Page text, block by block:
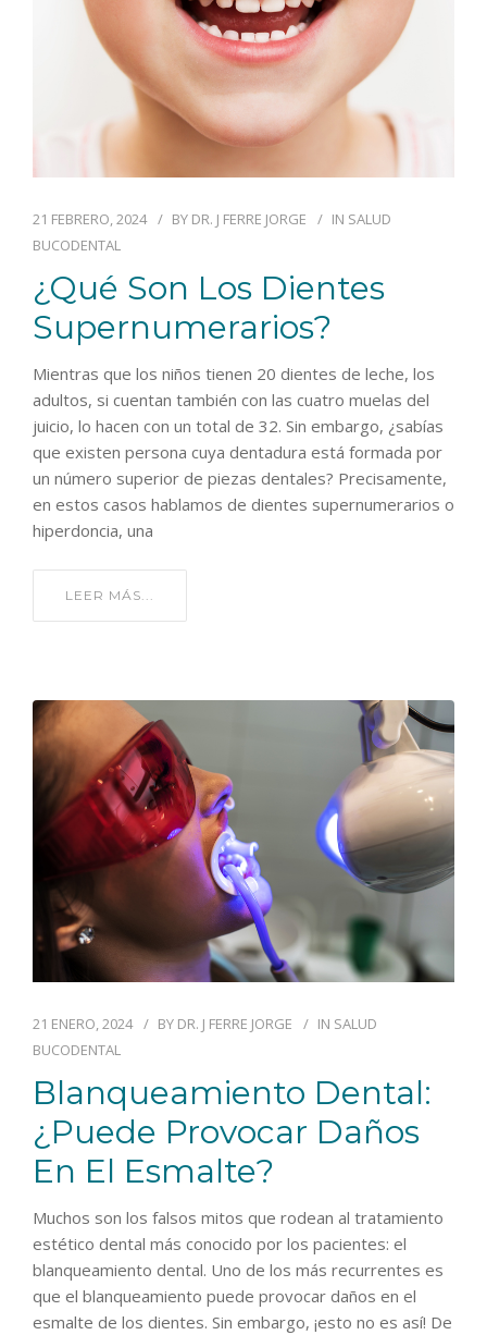
21 FEBRERO, 2024 BY DR. J FERRE JORGE IN SALUD
BUCODENTAL
¿Qué Son Los Dientes
Supernumerarios?
Mientras que los niños tienen 20 dientes de leche, los
adultos, si cuentan también con las cuatro muelas del
juicio, lo hacen con un total de 32. Sin embargo, ¿sabías
que existen persona cuya dentadura está formada por
un número superior de piezas dentales? Precisamente,
en estos casos hablamos de dientes supernumerarios o
hiperdoncia, una
LEER MÁS...
21 ENERO, 2024 BY DR. J FERRE JORGE IN SALUD
BUCODENTAL
Blanqueamiento Dental:
¿puede Provocar Daños
En El Esmalte?
Muchos son los falsos mitos que rodean al tratamiento
estético dental más conocido por los pacientes: el
blanqueamiento dental. Uno de los más recurrentes es
que el blanqueamiento puede provocar daños en el
esmalte de los dientes. Sin embargo, ¡esto no es así! De